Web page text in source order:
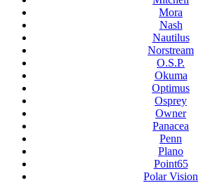
Mora
Nash
Nautilus
Norstream
O.S.P.
Okuma
Optimus
Osprey
Owner
Panacea
Penn
Plano
Point65
Polar Vision